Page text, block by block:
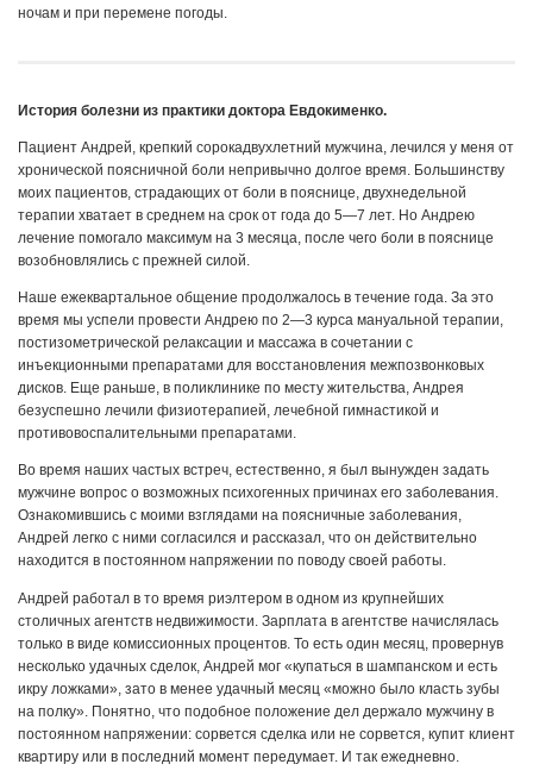
ночам и при перемене погоды.
История болезни из практики доктора Евдокименко.
Пациент Андрей, крепкий сорокадвухлетний мужчина, лечился у меня от
хронической поясничной боли непривычно долгое время. Большинству
моих пациентов, страдающих от боли в пояснице, двухнедельной
терапии хватает в среднем на срок от года до 5—7 лет. Но Андрею
лечение помогало максимум на 3 месяца, после чего боли в пояснице
возобновлялись с прежней силой.
Наше ежеквартальное общение продолжалось в течение года. За это
время мы успели провести Андрею по 2—3 курса мануальной терапии,
постизометрической релаксации и массажа в сочетании с
инъекционными препаратами для восстановления межпозвонковых
дисков. Еще раньше, в поликлинике по месту жительства, Андрея
безуспешно лечили физиотерапией, лечебной гимнастикой и
противовоспалительными препаратами.
Во время наших частых встреч, естественно, я был вынужден задать
мужчине вопрос о возможных психогенных причинах его заболевания.
Ознакомившись с моими взглядами на поясничные заболевания,
Андрей легко с ними согласился и рассказал, что он действительно
находится в постоянном напряжении по поводу своей работы.
Андрей работал в то время риэлтером в одном из крупнейших
столичных агентств недвижимости. Зарплата в агентстве начислялась
только в виде комиссионных процентов. То есть один месяц, провернув
несколько удачных сделок, Андрей мог «купаться в шампанском и есть
икру ложками», зато в менее удачный месяц «можно было класть зубы
на полку». Понятно, что подобное положение дел держало мужчину в
постоянном напряжении: сорвется сделка или не сорвется, купит клиент
квартиру или в последний момент передумает. И так ежедневно.